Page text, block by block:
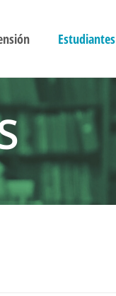
Estudiantes